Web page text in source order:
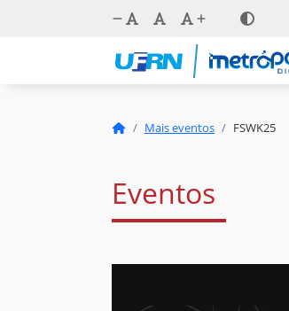
Mais eventos FSWK25
Eventos